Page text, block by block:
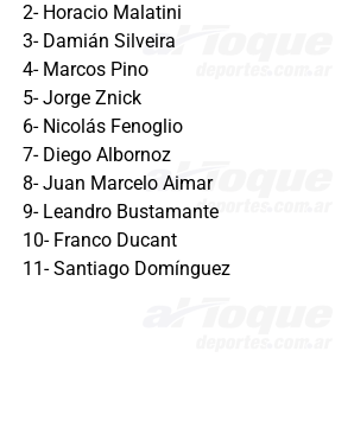
2- Horacio Malatini
3- Damián Silveira
4- Marcos Pino
5- Jorge Znick
6- Nicolás Fenoglio
7- Diego Albornoz
8- Juan Marcelo Aimar
9- Leandro Bustamante
10- Franco Ducant
11- Santiago Domínguez